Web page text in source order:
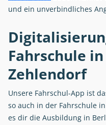
und ein unverbindliches
Fahrschule
Zehlendorf
Unsere Fahrschul-App ist
so auch in der Fahrschule
es dir die Ausbildung in